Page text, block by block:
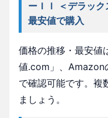
ーＩＩ ＜デラッ
最安値で購入
価格の推移・最安値
値.com」、Amazon
で確認可能です。複
ましょう。